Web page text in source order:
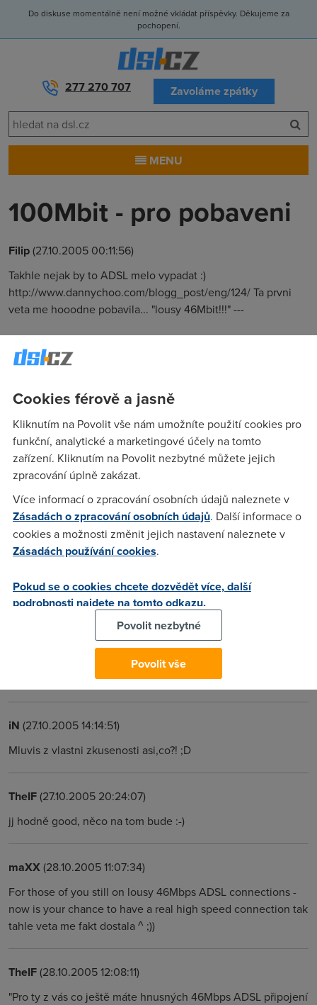
Do diskuse momentálně není možné vkládat příspěvky. Děkujeme za
pochopení.
277 270 707 Zavoláme zpátky
MENU
100Mbit - pro pobaveni
Filip(27.10.2005 00:11:56)
Takhle nejak by to ADSL melo vypadat :)
http://www.dannychoo.com/blogg_post/eng/124/ Ta prvni
veta me hooodne pobavila... "lousy 46Mbit!!!" ---
Anonym(27.10.2005 11:00:29)
slunce. Pochopitelne ze je to pro ne lousy 46Mbit. Protoze
tam se technologiema zije. Ale oni nekdy taky tem
japoncikum chybi zdravy selsky mysleni. Kazdej z nich tri
vejsky, ale kvuli kapajicimu kohoutku musi hned svolavat
poradu. A navic se tech 100mbit rentuje asi jinak mezi
vesnici nebo malym sidlisti. Taky u nas je typicky
obyvatelstvo tlustej fotr s pivem - huli a chlasta. Stezuje si ze
nema dost penez a jeste i snad sazi. Pobira socialisticky
davky ze socialistickyho systemu. Decka litaj celej den po
pracuje za celou rodinu a vsichni cumi na TV Nova zbytek
dne.
(27.10.2005 11:50:21)
iN (27.10.2005 14:14:51)
Mluvis z vlastni zkusenosti asi,co?! ;D
TheIF(27.10.2005 20:24:07)
jj hodně good, něco na tom bude :-)
maXX(28.10.2005 11:07:34)
For those of you still on lousy 46Mbps ADSL connections -
now is your chance to have a real high speed connection tak
tahle veta me fakt dostala ^ ;))
TheIF(28.10.2005 12:08:11)
"Pro ty z vás co ještě máte hnusných 46Mbps ADSL připojení
Cookies férově a jasně
Kliknutím na Povolit vše nám umožníte použití cookies pro
funkční, analytické a marketingové účely na tomto
zařízení. Kliknutím na Povolit nezbytné můžete jejich
zpracování úplně zakázat.
Více informací o zpracování osobních údajů naleznete v
Zásadách o zpracování osobních údajů. Další informace o
cookies a možnosti změnit jejich nastavení naleznete v
Zásadách používání cookies.
Pokud se o cookies chcete dozvědět více, další
podrobnosti najdete na tomto odkazu.
Povolit nezbytné
Povolit vše